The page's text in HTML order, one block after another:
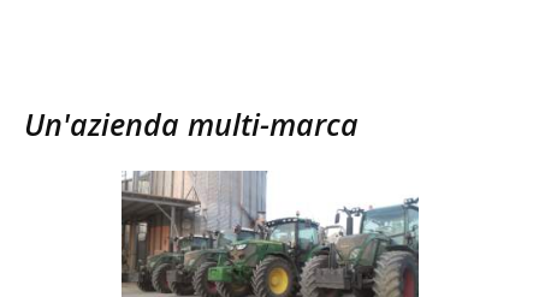
Un'azienda multi-marca